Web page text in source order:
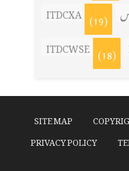
ITDCXA (19)
ITDCWSE (18)
SITE MAP
PRIVACY POLICY